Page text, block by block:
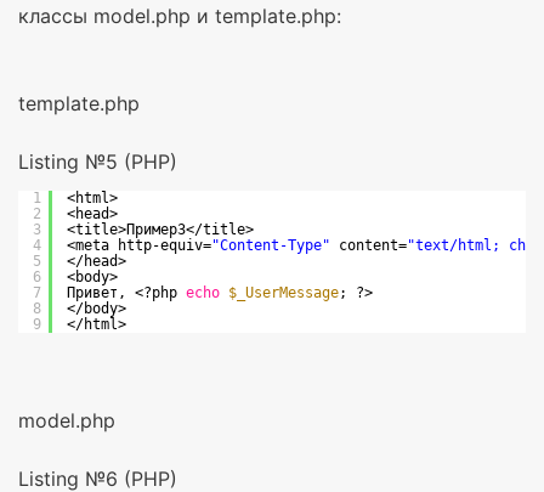
классы model.php и template.php:
template.php
Listing №5 (PHP)
1
2
3
4
5
6
7
8
9
<html>
<head>
<title>Пример3</title>
<meta http-equiv="Content-Type" content="text/html;
</head>
<body>
Привет, <?php echo $_UserMessage; ?>
</body>
</html>
model.php
Listing №6 (PHP)